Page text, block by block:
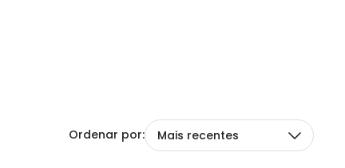
Mais recentes